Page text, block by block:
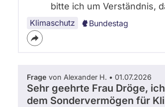
bitte ich um Verständnis,
Klimaschutz Bundestag
Frage von Alexander H. • 01.07.2026
Sehr geehrte Frau Dröge,
dem Sondervermögen für